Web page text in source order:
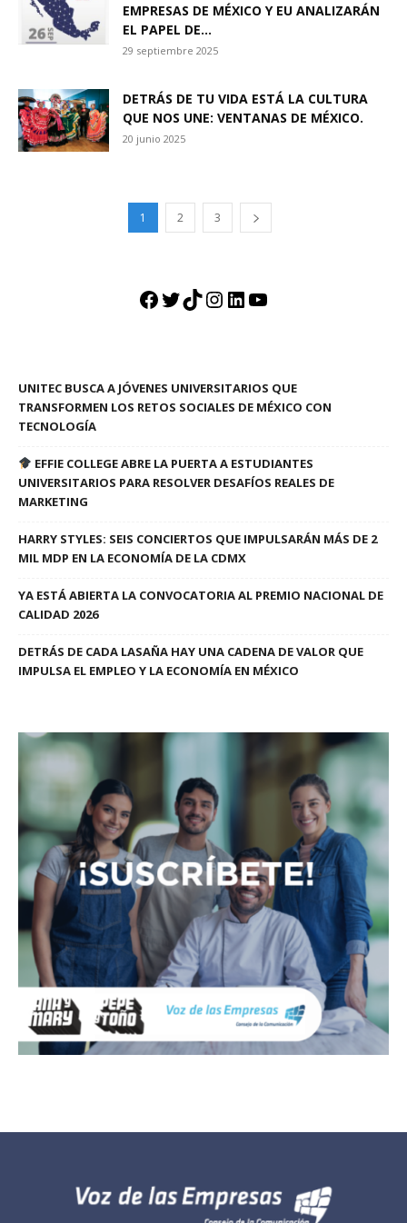
EMPRESAS DE MÉXICO Y EU ANALIZARÁN
EL PAPEL DE...
29 septiembre 2025
DETRÁS DE TU VIDA ESTÁ LA CULTURA
QUE NOS UNE: VENTANAS DE MÉXICO.
20 junio 2025
1 2 3
Facebook
Twitter
TikTok
Instagram
LinkedIn
YouTube
UNITEC BUSCA A JÓVENES UNIVERSITARIOS QUE
TRANSFORMEN LOS RETOS SOCIALES DE MÉXICO CON
TECNOLOGÍA
EFFIE COLLEGE ABRE LA PUERTA A ESTUDIANTES
UNIVERSITARIOS PARA RESOLVER DESAFÍOS REALES DE
MARKETING
HARRY STYLES: SEIS CONCIERTOS QUE IMPULSARÁN MÁS DE 2
MIL MDP EN LA ECONOMÍA DE LA CDMX
YA ESTÁ ABIERTA LA CONVOCATORIA AL PREMIO NACIONAL DE
CALIDAD 2026
DETRÁS DE CADA LASAÑA HAY UNA CADENA DE VALOR QUE
IMPULSA EL EMPLEO Y LA ECONOMÍA EN MÉXICO